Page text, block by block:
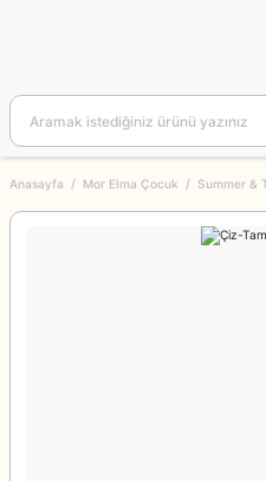
Anasayfa Mor Elma Çocuk Summer &